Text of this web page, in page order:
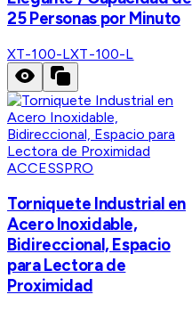
25 Personas por Minuto
XT-100-LXT-100-L
ACCESSPRO
Torniquete Industrial en
Acero Inoxidable,
Bidireccional, Espacio
para Lectora de
Proximidad